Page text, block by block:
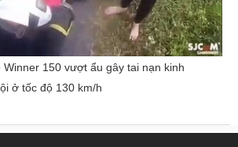
150 vượt ẩu gây tai nạn kinh
ở tốc độ 130 km/h